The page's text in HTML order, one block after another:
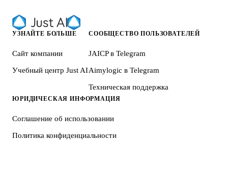
УЗНАЙТЕ БОЛЬШЕ
Сайт компании
Учебный центр Just AI
СООБЩЕСТВО ПОЛЬЗОВАТЕЛЕЙ
JAICP в Telegram
Aimylogic в Telegram
Техническая поддержка
ЮРИДИЧЕСКАЯ ИНФОРМАЦИЯ
Соглашение об использовании
Политика конфиденциальности